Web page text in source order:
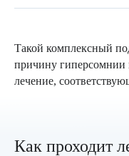
Такой комплексный
причину гиперсомнии
лечение,
Как проходит